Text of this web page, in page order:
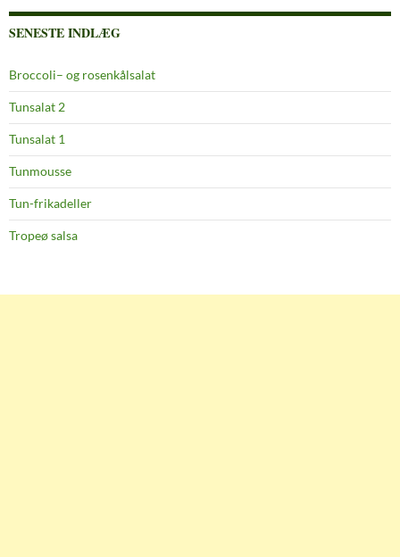
SENESTE INDLÆG
Broccoli– og rosenkålsalat
Tunsalat 2
Tunsalat 1
Tunmousse
Tun-frikadeller
Tropeø salsa